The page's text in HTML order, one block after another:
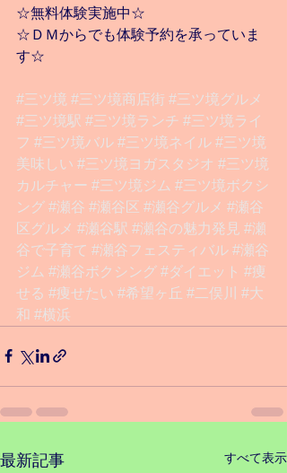
☆無料体験実施中☆
☆ＤＭからでも体験予約を承っていま
す☆
#三ツ境 #三ツ境商店街 #三ツ境グルメ
#三ツ境駅 #三ツ境ランチ #三ツ境ライ
フ #三ツ境バル #三ツ境ネイル #三ツ境
美味しい #三ツ境ヨガスタジオ #三ツ境
カルチャー #三ツ境ジム #三ツ境ボクシ
ング #瀬谷 #瀬谷区 #瀬谷グルメ #瀬谷
区グルメ #瀬谷駅 #瀬谷の魅力発見 #瀬
谷で子育て #瀬谷フェスティバル #瀬谷
ジム #瀬谷ボクシング #ダイエット #痩
せる #痩せたい #希望ヶ丘 #二俣川
#大
和 #横浜
最新記事 すべて表示